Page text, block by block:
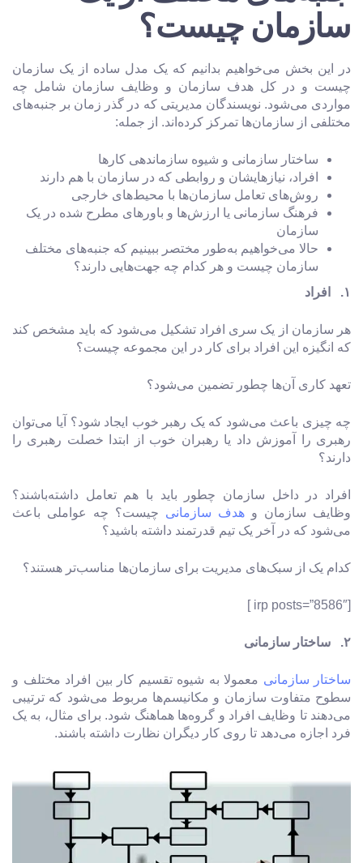
سازمان چیست؟
در این بخش می‌خواهیم بدانیم که یک مدل ساده از یک سازمان
چیست و در کل هدف سازمان و وظایف سازمان شامل چه
مواردی می‌شود. نویسندگان مدیریتی که در گذر زمان بر جنبه‌های
مختلفی از سازمان‌ها تمرکز کرده‌اند. از جمله:
ساختار سازمانی و شیوه سازماندهی کارها
افراد، نیازها‌یشان و روابطی که در سازمان با هم دارند
روش‌های تعامل سازمان‌ها با محیط‌های خارجی
فرهنگ سازمانی یا ارزش‌ها و باورهای مطرح شده در یک
سازمان
حالا می‌خواهیم به‌طور مختصر ببینیم که جنبه‌های مختلف
سازمان چیست و هر کدام چه جهت‌هایی دارند؟
۱. افراد
هر سازمان از یک سری افراد تشکیل می‌شود که باید مشخص کند
که انگیزه این افراد برای کار در این مجموعه چیست؟
تعهد کاری آن‌‌ها چطور تضمین می‌شود؟
چه چیزی باعث می‌شود که یک رهبر خوب ایجاد شود؟ آیا می‌توان
رهبری را آموزش داد یا رهبران خوب از ابتدا خصلت رهبری را
دارند؟
افراد در داخل سازمان چطور باید با هم تعامل داشته‌باشند؟
وظایف سازمان و هدف سازمانی چیست؟ چه عواملی باعث
می‌شود که در آخر یک تیم قدرتمند داشته باشید؟
کدام یک از سبک‌های مدیریت برای سازمان‌ها مناسب‌تر هستند؟
[irp posts=”8586″ ]
۲. ساختار سازمانی
ساختار سازمانی معمولا به شیوه تقسیم کار بین افراد مختلف و
سطوح متفاوت سازمان و مکانیسم‌ها مربوط می‌شود که ترتیبی
می‌دهند تا وظایف افراد و گروه‌ها هماهنگ شود. برای مثال، به یک
فرد اجازه می‌دهد تا روی کار دیگران نظارت داشته باشند.